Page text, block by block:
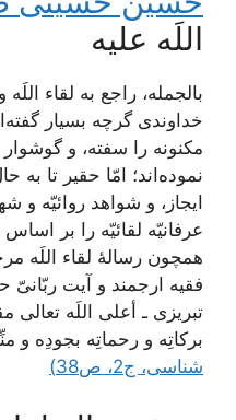
اللَه علیه
بالجمله، راجع به لقاء
خداوندى گرچه بسيار
مكنونه را سفته، و گوشوار
نموده‌‏اند؛ امّا حقير تا
ايجاز، و شواهد روائيّه
عرفانيّه لقائيّه را بر
همچون رسالۀ لقاء اللَه
فقيه ارجمند و آيت ربّانىّ
تبريزى ـ أعلى اللَه تعالى
بركاتِه و رحماتِه بجودِه و
شناسی، ج2، ص38)